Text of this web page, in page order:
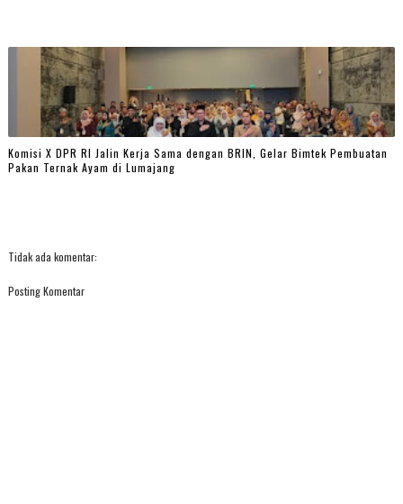
Komisi X DPR RI Jalin Kerja Sama dengan BRIN, Gelar Bimtek Pembuatan
Pakan Ternak Ayam di Lumajang
Tidak ada komentar:
Posting Komentar